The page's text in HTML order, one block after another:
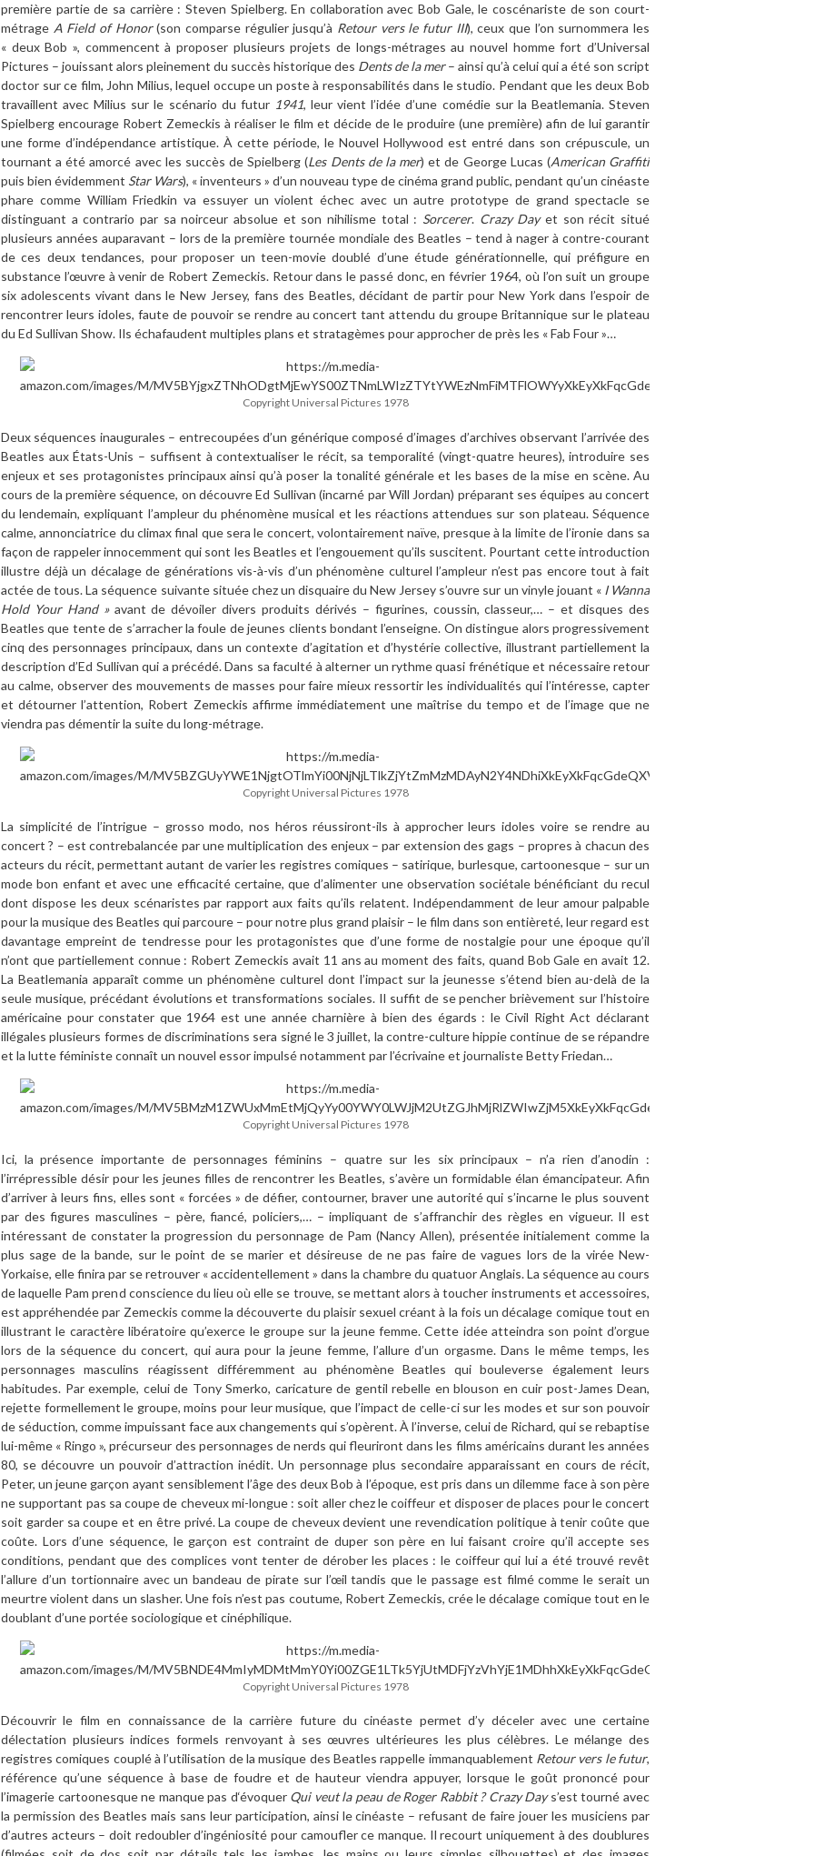
première partie de sa carrière : Steven Spielberg. En collaboration avec Bob Gale, le coscénariste de son court-
métrage A Field of Honor(son comparse régulier jusqu’à Retour vers le futur III), ceux que l’on surnommera les
« deux Bob », commencent à proposer plusieurs projets de longs-métrages au nouvel homme fort d’Universal
Pictures – jouissant alors pleinement du succès historique des Dents de la mer– ainsi qu’à celui qui a été son script
doctor sur ce film, John Milius, lequel occupe un poste à responsabilités dans le studio. Pendant que les deux Bob
travaillent avec Milius sur le scénario du futur 1941, leur vient l’idée d’une comédie sur la Beatlemania. Steven
Spielberg encourage Robert Zemeckis à réaliser le film et décide de le produire (une première) afin de lui garantir
une forme d’indépendance artistique. À cette période, le Nouvel Hollywood est entré dans son crépuscule, un
tournant a été amorcé avec les succès de Spielberg (Les Dents de la mer) et de George Lucas (American Graffiti
puis bien évidemment Star Wars), « inventeurs » d’un nouveau type de cinéma grand public, pendant qu’un cinéaste
phare comme William Friedkin va essuyer un violent échec avec un autre prototype de grand spectacle se
distinguant a contrario par sa noirceur absolue et son nihilisme total : Sorcerer. Crazy Dayet son récit situé
plusieurs années auparavant – lors de la première tournée mondiale des Beatles – tend à nager à contre-courant
de ces deux tendances, pour proposer un teen-movie doublé d’une étude générationnelle, qui préfigure en
substance l’œuvre à venir de Robert Zemeckis. Retour dans le passé donc, en février 1964, où l’on suit un groupe
six adolescents vivant dans le New Jersey, fans des Beatles, décidant de partir pour New York dans l’espoir de
rencontrer leurs idoles, faute de pouvoir se rendre au concert tant attendu du groupe Britannique sur le plateau
du Ed Sullivan Show. Ils échafaudent multiples plans et stratagèmes pour approcher de près les « Fab Four »…
Copyright Universal Pictures 1978
Deux séquences inaugurales – entrecoupées d’un générique composé d’images d’archives observant l’arrivée des
Beatles aux États-Unis – suffisent à contextualiser le récit, sa temporalité (vingt-quatre heures), introduire ses
enjeux et ses protagonistes principaux ainsi qu’à poser la tonalité générale et les bases de la mise en scène. Au
cours de la première séquence, on découvre Ed Sullivan (incarné par Will Jordan) préparant ses équipes au concert
du lendemain, expliquant l’ampleur du phénomène musical et les réactions attendues sur son plateau. Séquence
calme, annonciatrice du climax final que sera le concert, volontairement naïve, presque à la limite de l’ironie dans sa
façon de rappeler innocemment qui sont les Beatles et l’engouement qu’ils suscitent. Pourtant cette introduction
illustre déjà un décalage de générations vis-à-vis d’un phénomène culturel l’ampleur n’est pas encore tout à fait
actée de tous. La séquence suivante située chez un disquaire du New Jersey s’ouvre sur un vinyle jouant « I Wanna
Hold Your Hand »avant de dévoiler divers produits dérivés – figurines, coussin, classeur,… – et disques des
Beatles que tente de s’arracher la foule de jeunes clients bondant l’enseigne. On distingue alors progressivement
cinq des personnages principaux, dans un contexte d’agitation et d’hystérie collective, illustrant partiellement la
description d’Ed Sullivan qui a précédé. Dans sa faculté à alterner un rythme quasi frénétique et nécessaire retour
au calme, observer des mouvements de masses pour faire mieux ressortir les individualités qui l’intéresse, capter
et détourner l’attention, Robert Zemeckis affirme immédiatement une maîtrise du tempo et de l’image que ne
viendra pas démentir la suite du long-métrage.
Copyright Universal Pictures 1978
La simplicité de l’intrigue – grosso modo, nos héros réussiront-ils à approcher leurs idoles voire se rendre au
concert ? – est contrebalancée par une multiplication des enjeux – par extension des gags – propres à chacun des
acteurs du récit, permettant autant de varier les registres comiques – satirique, burlesque, cartoonesque – sur un
mode bon enfant et avec une efficacité certaine, que d’alimenter une observation sociétale bénéficiant du recul
dont dispose les deux scénaristes par rapport aux faits qu’ils relatent. Indépendamment de leur amour palpable
pour la musique des Beatles qui parcoure – pour notre plus grand plaisir – le film dans son entièreté, leur regard est
davantage empreint de tendresse pour les protagonistes que d’une forme de nostalgie pour une époque qu’il
n’ont que partiellement connue : Robert Zemeckis avait 11 ans au moment des faits, quand Bob Gale en avait 12.
La Beatlemania apparaît comme un phénomène culturel dont l’impact sur la jeunesse s’étend bien au-delà de la
seule musique, précédant évolutions et transformations sociales. Il suffit de se pencher brièvement sur l’histoire
américaine pour constater que 1964 est une année charnière à bien des égards : le Civil Right Act déclarant
illégales plusieurs formes de discriminations sera signé le 3 juillet, la contre-culture hippie continue de se répandre
et la lutte féministe connaît un nouvel essor impulsé notamment par l’écrivaine et journaliste Betty Friedan…
Copyright Universal Pictures 1978
Ici, la présence importante de personnages féminins – quatre sur les six principaux – n’a rien d’anodin :
l’irrépressible désir pour les jeunes filles de rencontrer les Beatles, s’avère un formidable élan émancipateur. Afin
d’arriver à leurs fins, elles sont « forcées » de défier, contourner, braver une autorité qui s’incarne le plus souvent
par des figures masculines – père, fiancé, policiers,… – impliquant de s’affranchir des règles en vigueur. Il est
intéressant de constater la progression du personnage de Pam (Nancy Allen), présentée initialement comme la
plus sage de la bande, sur le point de se marier et désireuse de ne pas faire de vagues lors de la virée New-
Yorkaise, elle finira par se retrouver « accidentellement » dans la chambre du quatuor Anglais. La séquence au cours
de laquelle Pam prend conscience du lieu où elle se trouve, se mettant alors à toucher instruments et accessoires,
est appréhendée par Zemeckis comme la découverte du plaisir sexuel créant à la fois un décalage comique tout en
illustrant le caractère libératoire qu’exerce le groupe sur la jeune femme. Cette idée atteindra son point d’orgue
lors de la séquence du concert, qui aura pour la jeune femme, l’allure d’un orgasme. Dans le même temps, les
personnages masculins réagissent différemment au phénomène Beatles qui bouleverse également leurs
habitudes. Par exemple, celui de Tony Smerko, caricature de gentil rebelle en blouson en cuir post-James Dean,
rejette formellement le groupe, moins pour leur musique, que l’impact de celle-ci sur les modes et sur son pouvoir
de séduction, comme impuissant face aux changements qui s’opèrent. À l’inverse, celui de Richard, qui se rebaptise
lui-même « Ringo », précurseur des personnages de nerds qui fleuriront dans les films américains durant les années
80, se découvre un pouvoir d’attraction inédit. Un personnage plus secondaire apparaissant en cours de récit,
Peter, un jeune garçon ayant sensiblement l’âge des deux Bob à l’époque, est pris dans un dilemme face à son père
ne supportant pas sa coupe de cheveux mi-longue : soit aller chez le coiffeur et disposer de places pour le concert
soit garder sa coupe et en être privé. La coupe de cheveux devient une revendication politique à tenir coûte que
coûte. Lors d’une séquence, le garçon est contraint de duper son père en lui faisant croire qu’il accepte ses
conditions, pendant que des complices vont tenter de dérober les places : le coiffeur qui lui a été trouvé revêt
l’allure d’un tortionnaire avec un bandeau de pirate sur l’œil tandis que le passage est filmé comme le serait un
meurtre violent dans un slasher. Une fois n’est pas coutume, Robert Zemeckis, crée le décalage comique tout en le
doublant d’une portée sociologique et cinéphilique.
Copyright Universal Pictures 1978
Découvrir le film en connaissance de la carrière future du cinéaste permet d’y déceler avec une certaine
délectation plusieurs indices formels renvoyant à ses œuvres ultérieures les plus célèbres. Le mélange des
registres comiques couplé à l’utilisation de la musique des Beatles rappelle immanquablement Retour vers le futur,
référence qu’une séquence à base de foudre et de hauteur viendra appuyer, lorsque le goût prononcé pour
l’imagerie cartoonesque ne manque pas d‘évoquer Qui veut la peau de Roger Rabbit ? Crazy Days’est tourné avec
la permission des Beatles mais sans leur participation, ainsi le cinéaste – refusant de faire jouer les musiciens par
d’autres acteurs – doit redoubler d’ingéniosité pour camoufler ce manque. Il recourt uniquement à des doublures